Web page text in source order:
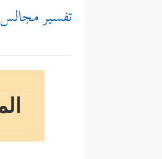
تفسير مجالس